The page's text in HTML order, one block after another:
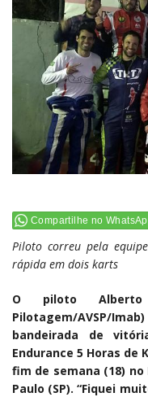
Compartilhe no
Piloto correu pela
rápida em dois karts
O piloto
Pilotagem/AVSP/
bandeirada de
Endurance 5 Horas
fim de semana (18)
Paulo (SP). “Fiquei